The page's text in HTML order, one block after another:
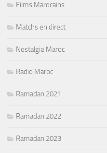
Films Marocains
Matchs en direct
Nostalgie Maroc
Radio Maroc
Ramadan 2021
Ramadan 2022
Ramadan 2023